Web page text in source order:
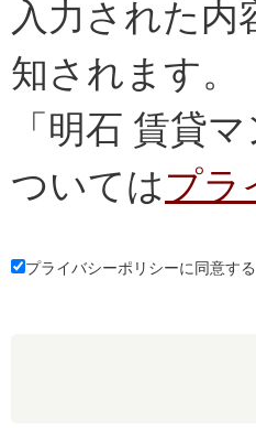
入力された内
知されます。
「明石 賃貸
ついてはプラ
プライバシーポリシーに同意する